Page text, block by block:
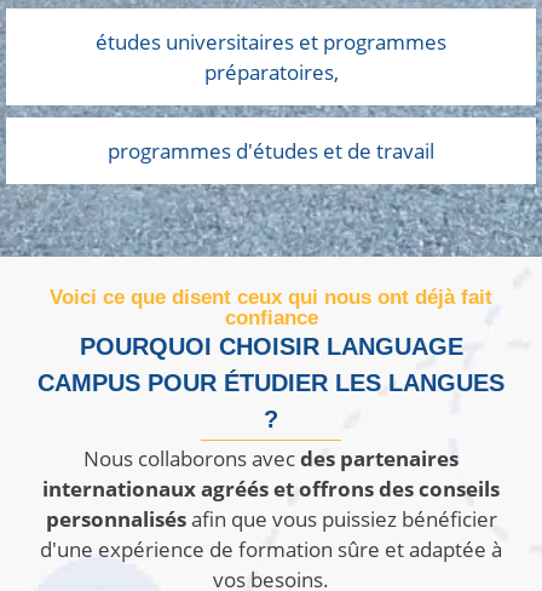
études universitaires et programmes
préparatoires,
programmes d'études et de travail
Voici ce que disent ceux qui nous ont déjà fait
confiance
POURQUOI CHOISIR LANGUAGE
CAMPUS POUR ÉTUDIER LES LANGUES
?
Nous collaborons avecdes partenaires
internationaux agréés et offrons des conseils
personnalisésafin que vous puissiez bénéficier
d'une expérience de formation sûre et adaptée à
vos besoins.